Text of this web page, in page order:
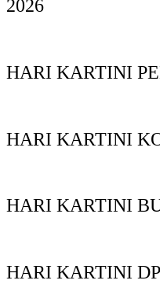
2026
HARI KARTINI
HARI KARTINI
HARI KARTINI
HARI KARTINI